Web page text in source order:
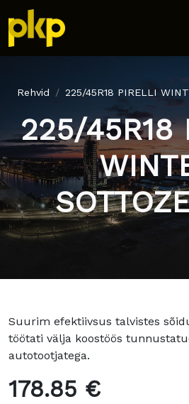
Rehvid 225/45R18 PIRELLI
225/45R18
Suurim efektiivsus talvistes
töötati välja koostöös
autotootjatega.
178.85 €